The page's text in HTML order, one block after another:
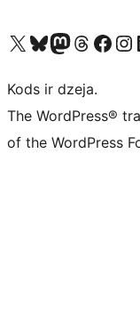
Apmeklējiet mūsu X (agrāk Twitter) kontu
Apmeklējiet mūsu Bluesky kontu
Apmeklējiet mūsu Mastodon kontu
Apmeklējiet mūsu Threads kontu
Apmeklējiet mūsu Facebook lapu
Apmeklējiet
Kods ir dzeja.
The WordPress®
of the WordPress